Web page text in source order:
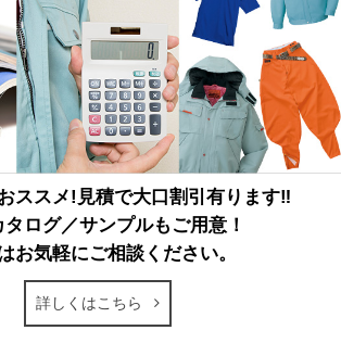
ススメ!見積で大口割引有ります‼
ログ／サンプルもご用意！
お気軽にご相談ください。
詳しくはこちら